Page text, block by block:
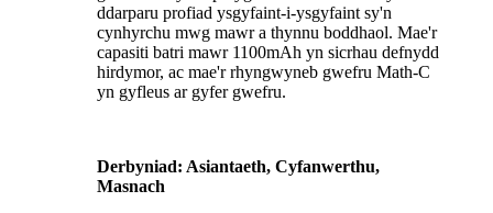
ddarparu profiad ysgyfaint-i-ysgyfaint sy'n
cynhyrchu mwg mawr a thynnu boddhaol. Mae'r
capasiti batri mawr 1100mAh yn sicrhau defnydd
hirdymor, ac mae'r rhyngwyneb gwefru Math-C
yn gyfleus ar gyfer gwefru.
Derbyniad: Asiantaeth, Cyfanwerthu,
Masnach